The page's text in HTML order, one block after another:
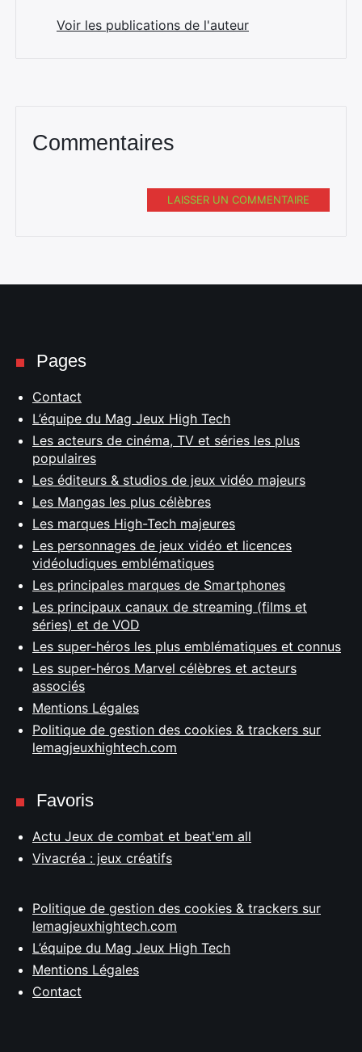
Voir les publications de l'auteur
Commentaires
LAISSER UN COMMENTAIRE
Pages
Contact
L’équipe du Mag Jeux High Tech
Les acteurs de cinéma, TV et séries les plus
populaires
Les éditeurs & studios de jeux vidéo majeurs
Les Mangas les plus célèbres
Les marques High-Tech majeures
Les personnages de jeux vidéo et licences
vidéoludiques emblématiques
Les principales marques de Smartphones
Les principaux canaux de streaming (films et
séries) et de VOD
Les super-héros les plus emblématiques et connus
Les super-héros Marvel célèbres et acteurs
associés
Mentions Légales
Politique de gestion des cookies & trackers sur
lemagjeuxhightech.com
Favoris
Actu Jeux de combat et beat'em all
Vivacréa : jeux créatifs
Politique de gestion des cookies & trackers sur
lemagjeuxhightech.com
L’équipe du Mag Jeux High Tech
Mentions Légales
Contact